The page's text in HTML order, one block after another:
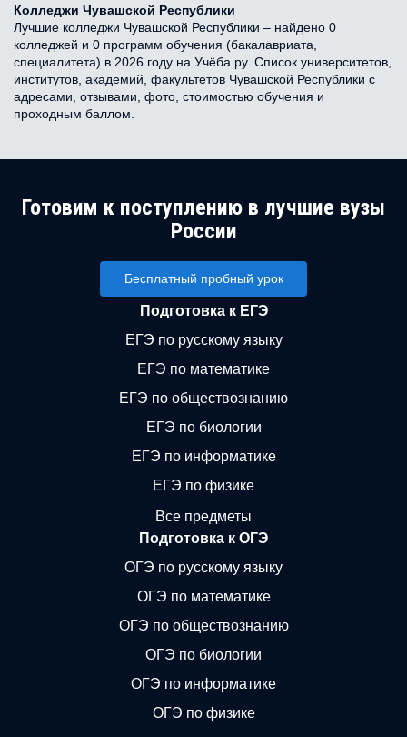
Колледжи Чувашской Республики
Лучшие колледжи Чувашской Республики – найдено 0
колледжей и 0 программ обучения (бакалавриата,
специалитета) в 2026 году на Учёба.ру. Список университетов,
институтов, академий, факультетов Чувашской Республики с
адресами, отзывами, фото, стоимостью обучения и
проходным баллом.
Готовим к поступлению в лучшие вузы
России
Бесплатный пробный урок
Подготовка к ЕГЭ
ЕГЭ по русскому языку
ЕГЭ по математике
ЕГЭ по обществознанию
ЕГЭ по биологии
ЕГЭ по информатике
ЕГЭ по физике
Все предметы
Подготовка к ОГЭ
ОГЭ по русскому языку
ОГЭ по математике
ОГЭ по обществознанию
ОГЭ по биологии
ОГЭ по информатике
ОГЭ по физике